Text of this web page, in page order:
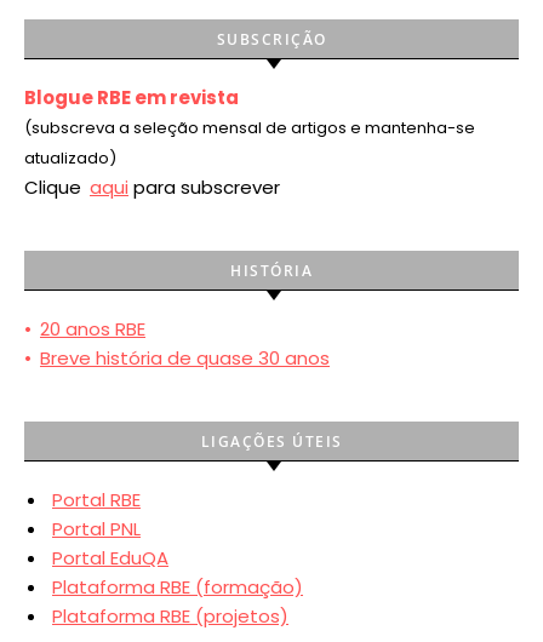
SUBSCRIÇÃO
Blogue RBE em revista
(subscreva a seleção mensal de artigos e mantenha-se
atualizado)
Clique aqui para subscrever
HISTÓRIA
• 20 anos RBE
• Breve história de quase 30 anos
LIGAÇÕES ÚTEIS
Portal RBE
Portal PNL
Portal EduQA
Plataforma RBE (formação)
Plataforma RBE (projetos)